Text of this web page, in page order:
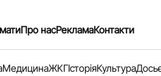
Про насРекламаКонтакти
МедицинаЖКГІсторіяКультура